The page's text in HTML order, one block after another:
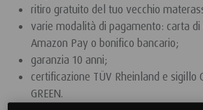
ritiro gratuito del tuo vecchio
varie modalità di pagamento: carta di
Amazon Pay o bonifico bancario;
garanzia 10 anni;
certificazione TÜV Rheinland e sigillo
GREEN.